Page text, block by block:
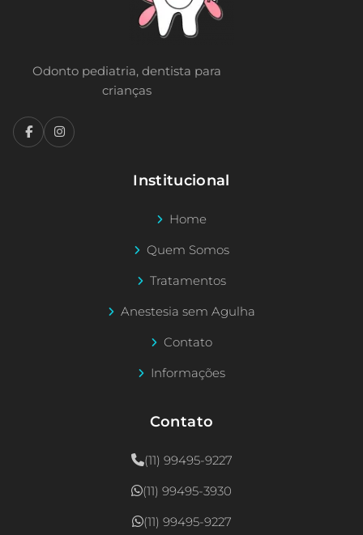
Odonto pediatria, dentista para
crianças
Institucional
Home
Quem Somos
Tratamentos
Anestesia sem Agulha
Contato
Informações
Contato
(11) 99495-9227
(11) 99495-3930
(11) 99495-9227